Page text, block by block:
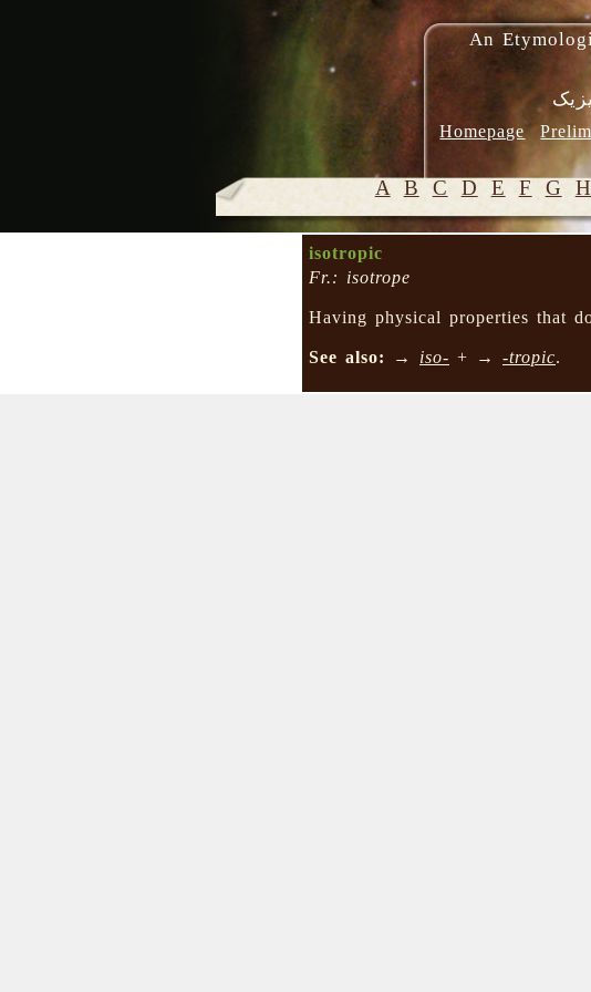
An
Homepage
A B C D E F G H
isotropic
Fr.: isotrope
Having physical properties that
See also: → iso- + → -tropic.